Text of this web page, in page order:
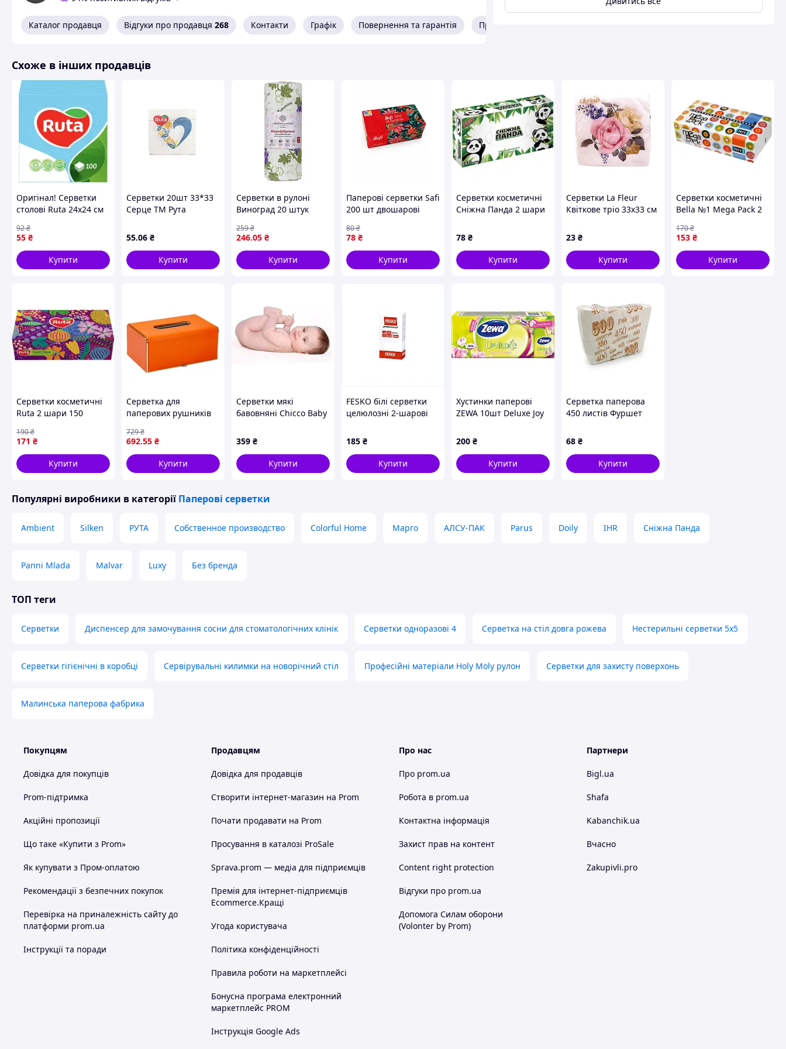
Каталог продавця Відгуки про продавця 268 Контакти Графік Повернення та гарантія Про продавця
Схоже в інших продавців
Оригінал! Серветки
столові Ruta 24х24 см
шт. (4820023740617) -
Вища Якість!
55 ₴
92₴
Купити
Серветки 20шт 33*33
Серце ТМ Рута
55.06 ₴
Купити
Серветки в рулоні
Виноград 20 штук
Colorful Home 515-17-
60W _mx
246.05 ₴
259₴
Купити
Паперові серветки Safi
200 шт двошарові
78 ₴
80₴
Купити
Серветки косметичні
Сніжна Панда 2 шари
(4823019010916)
78 ₴
Купити
Серветки La Fleur
Квіткове тріо 33х33 см
(20986)
23 ₴
Купити
Серветки косметичні
Bella №1 Mega Pack 2
(5900516421281)
153 ₴
170₴
Купити
Серветки косметичні
Ruta 2 шари 150
(4820023744714)
171 ₴
190₴
Купити
Серветка для
паперових рушників
21х13.5х9.5 см Lugi
HP9801O _mx
692.55 ₴
729₴
Купити
Серветки мякі
бавовняні Chicco Baby
(10609.00)
359 ₴
Купити
FESKO білі серветки
целюлозні 2-шарові
M245M0909
185 ₴
Купити
Хустинки паперові
ZEWA 10шт Deluxe Joy
(1 блок/пач/хуст)
200 ₴
Купити
Серветка паперова
450 листів Фуршет
68 ₴
Купити
Популярні виробники в категорії Паперові серветки
Ambient Silken РУТА Собственное производство Colorful Home Марго АЛСУ-ПАК Parus Doily IHR Сніжна Панда
Panni Mlada Malvar Luxy Без бренда
ТОП теги
Серветки Диспенсер для замочування сосни для стоматологічних клінік Серветки одноразові 4 Серветка на стіл довга рожева Нестерильні серветки 5х5
Серветки гігієнічні в коробці Сервірувальні килимки на новорічний стіл Професійні матеріали Holy Moly рулон Серветки для захисту поверхонь
Малинська паперова фабрика
Покупцям
Довідка для покупців
Prom-підтримка
Акційні пропозиції
Що таке «Купити з Prom»
Як купувати з Пром-оплатою
Рекомендації з безпечних покупок
Перевірка на приналежність сайту до
платформи prom.ua
Інструкції та поради
Продавцям
Довідка для продавців
Створити інтернет-магазин на Prom
Почати продавати на Prom
Просування в каталозі ProSale
Sprava.prom — медіа для підприємців
Премія для інтернет-підприємців
Ecommerce.Кращі
Угода користувача
Політика конфіденційності
Правила роботи на маркетплейсі
Бонусна програма електронний
маркетплейс PROM
Інструкція Google Ads
Про нас
Про prom.ua
Робота в prom.ua
Контактна інформація
Захист прав на контент
Content right protection
Відгуки про prom.ua
Допомога Силам оборони
(Volonter by Prom)
Партнери
Bigl.ua
Shafa
Kabanchik.ua
Вчасно
Zakupivli.pro